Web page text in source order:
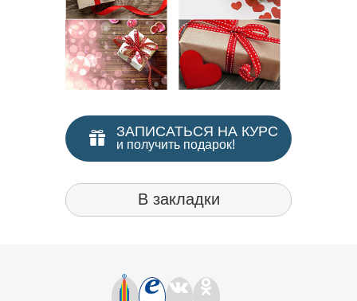
ЗАПИСАТЬСЯ НА КУРС
и получить подарок!
В закладки